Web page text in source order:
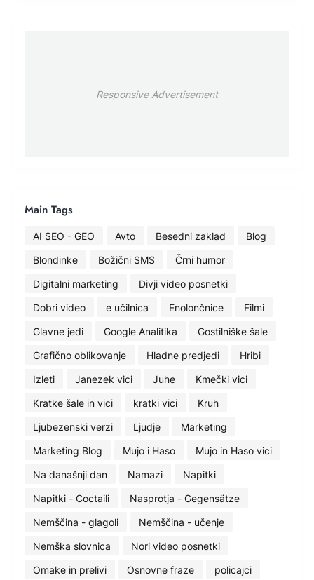
Responsive Advertisement
Main Tags
AI SEO - GEO Avto Besedni zaklad
Blog
Blondinke
Božični SMS
Črni humor
Digitalni marketing
Divji video posnetki
Dobri video
e učilnica Enolončnice
Filmi
Glavne jedi
Google Analitika
Gostilniške šale
Grafično oblikovanje
Hladne predjedi
Hribi
Izleti
Janezek vici Juhe
Kmečki vici
Kratke šale in vici
kratki vici
Kruh
Ljubezenski verzi
Ljudje
Marketing
Marketing Blog
Mujo i Haso
Mujo in Haso vici
Na današnji dan
Namazi
Napitki
Napitki - Coctaili
Nasprotja - Gegensätze
Nemščina - glagoli
Nemščina - učenje
Nemška slovnica
Nori video posnetki
Omake in prelivi
Osnovne fraze
policajci